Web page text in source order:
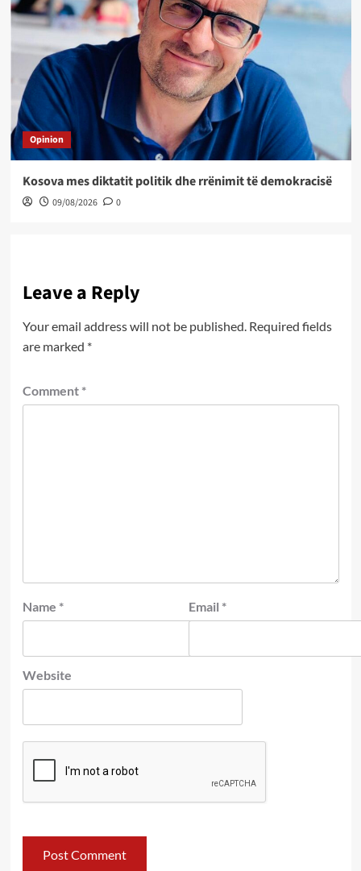
Opinion
Kosova mes diktatit politik dhe rrënimit të demokracisë
09/08/2026 0
Leave a Reply
Your email address will not be published. Required fields
are marked *
Comment *
Name * Email *
Website